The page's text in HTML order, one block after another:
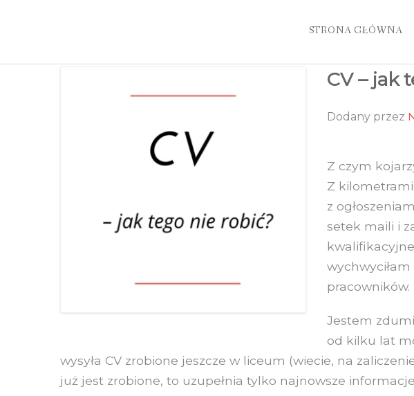
STRONA GŁÓWNA
CV – jak
Dodany przez
Z czym
Z
z
setek maili i
pracowników.
Jestem
od kilku lat
wysyła CV zrobione jeszcze w liceum (wiecie, na
już jest zrobione, to uzupełnia tylko najnowsze